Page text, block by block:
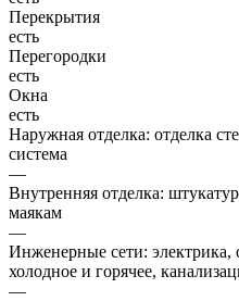
Перекрытия
есть
Перегородки
есть
Окна
есть
Наружная отделка: отделка
система
—
Внутренняя отделка:
маякам
—
Инженерные сети: электрика,
холодное и горячее,
—